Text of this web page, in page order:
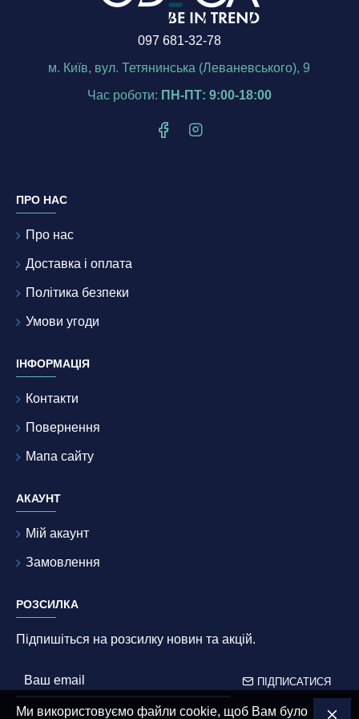
097 681-32-78
м. Київ, вул. Тетянинська (Леваневського), 9
Час роботи: ПН-ПТ: 9:00-18:00
ПРО НАС
Про нас
Доставка і оплата
Політика безпеки
Умови угоди
ІНФОРМАЦІЯ
Контакти
Повернення
Мапа сайту
АКАУНТ
Мій акаунт
Замовлення
РОЗСИЛКА
Підпишіться на розсилку новин та акцій.
ПІДПИСАТИСЯ
Ми використовуємо файли cookie, щоб Вам було